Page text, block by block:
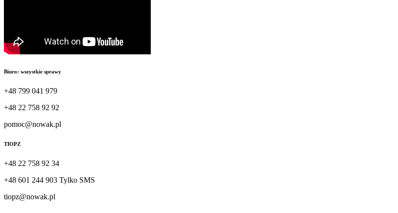
Biuro: wszystkie sprawy
+48 799 041 979
+48 22 758 92 92
pomoc@nowak.pl
TIOPZ
+48 22 758 92 34
+48 601 244 903 Tylko SMS
tiopz@nowak.pl